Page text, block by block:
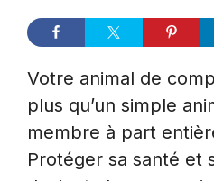
Votre animal de
plus qu’un simple
membre à part
Protéger sa santé et